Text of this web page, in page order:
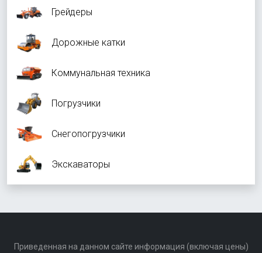
Грейдеры
Дорожные катки
Коммунальная техника
Погрузчики
Снегопогрузчики
Экскаваторы
Приведенная на данном сайте информация (включая цены)